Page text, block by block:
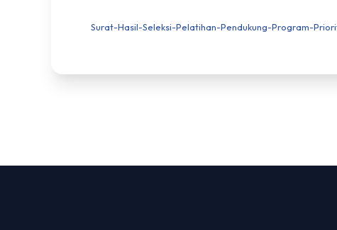
Surat-Hasil-Seleksi-Pelatihan-Pendukung-Program-